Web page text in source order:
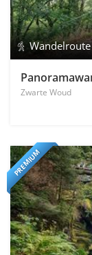
Wandelroute
Zwarte Woud
PREMIUM